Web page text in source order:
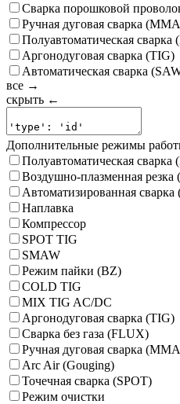
Сварка порошковой
Ручная дуговая сварка
Полуавтоматическая
Аргонодуговая сварка (TIG)
Автоматическая сварка
все →
скрыть ←
Дополнительные режимы
Полуавтоматическая
Воздушно-плазменная резка
Автоматизированная
Наплавка
Компрессор
SPOT TIG
SMAW
Режим пайки (BZ)
COLD TIG
MIX TIG AC/DC
Аргонодуговая сварка (TIG)
Сварка без газа (FLUX)
Ручная дуговая сварка
Arc Air (Gouging)
Точечная сварка (SPOT)
Режим очистки